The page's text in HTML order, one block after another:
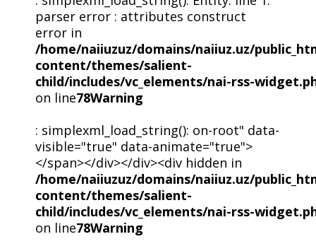
parser error : attributes construct
error in
/home/naiiuzuz/domains/naiiuz.uz/
content/themes/salient-
child/includes/vc_elements/nai-rss-
on line78Warning
: simplexml_load_string(): on-root" data-
visible="true" data-animate="true">
</span></div></div><div hidden in
/home/naiiuzuz/domains/naiiuz.uz/
content/themes/salient-
child/includes/vc_elements/nai-rss-
on line78Warning